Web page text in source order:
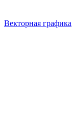
Векторная графика